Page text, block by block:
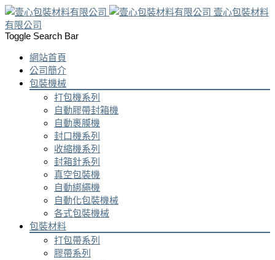
壹心包裝材料
有限公司
Toggle Search Bar
網站首頁
公司簡介
包裝機械
打包機系列
自動膠帶封箱機
自動裹膜機
封口機系列
收縮機系列
封箱針系列
真空包裝機
自動綁繩機
自動化包裝機械
各式包裝機械
包裝材料
打包帶系列
膠帶系列